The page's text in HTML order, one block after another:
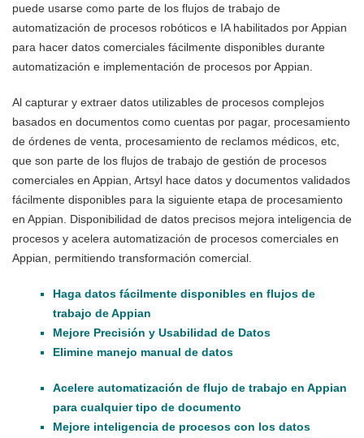
puede usarse como parte de los flujos de trabajo de
automatización de procesos robóticos e IA habilitados por Appian
para hacer datos comerciales fácilmente disponibles durante
automatización e implementación de procesos por Appian.
Al capturar y extraer datos utilizables de procesos complejos
basados en documentos como cuentas por pagar, procesamiento
de órdenes de venta, procesamiento de reclamos médicos, etc,
que son parte de los flujos de trabajo de gestión de procesos
comerciales en Appian, Artsyl hace datos y documentos validados
fácilmente disponibles para la siguiente etapa de procesamiento
en Appian. Disponibilidad de datos precisos mejora inteligencia de
procesos y acelera automatización de procesos comerciales en
Appian, permitiendo transformación comercial.
Haga datos fácilmente disponibles en flujos de
trabajo de Appian
Mejore Precisión y Usabilidad de Datos
Elimine manejo manual de datos
Acelere automatización de flujo de trabajo en Appian
para cualquier tipo de documento
Mejore inteligencia de procesos con los datos